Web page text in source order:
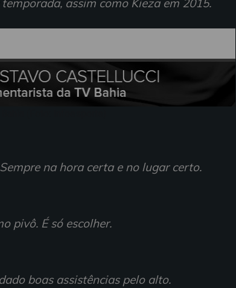
assim como Kieza em 2015.
na hora certa e no lugar certo.
pivô. É só escolher.
boas assistências pelo alto.